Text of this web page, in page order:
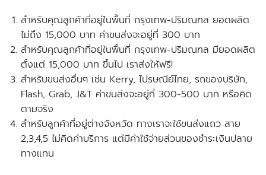
สำหรับคุณลูกค้าที่อยู่ในพื้นที่ กรุงเทพ-ปริมณฑลยอดผลิต
ไม่ถึง 15,000 บาท ค่าขนส่งจะอยู่ที่ 300 บาท
สำหรับคุณลูกค้าที่อยู่ในพื้นที่ กรุงเทพ-ปริมณฑล มียอดผลิต
ตั้งแต่ 15,000 บาท ขึ้นไป เราส่งให้ฟรี!
สำหรับขนส่งอื่นๆ เช่น Kerry, ไปรษณีย์ไทย, รถของบริษัท,
Flash, Grab, J&T ค่าขนส่งจะอยู่ที่ 300-500 บาท หรือคิด
ตามจริง
สำหรับลูกค้าที่อยู่ต่างจังหวัด ทางเราจะใช้ขนส่งแถว สาย
2,3,4,5 ไม่คิดค่าบริการ แต่มีค่าใช้จ่ายส่วนของชำระเงินปลาย
ทางแทน